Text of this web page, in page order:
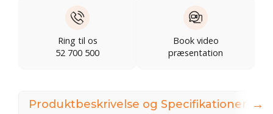
Ring til os
52 700 500
Book video
præsentation
Produktbeskrivelse og Specifikationer →